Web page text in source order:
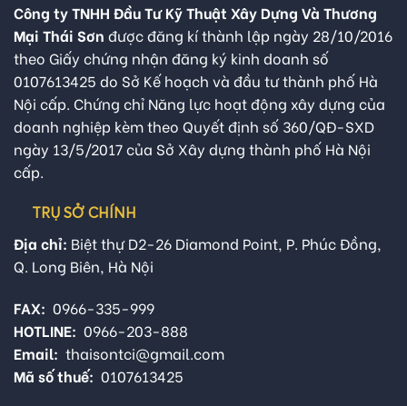
Công ty TNHH Đầu Tư Kỹ Thuật Xây Dựng Và Thương
Mại Thái Sơn được đăng kí thành lập ngày 28/10/2016
theo Giấy chứng nhận đăng ký kinh doanh số
0107613425 do Sở Kế hoạch và đầu tư thành phố Hà
Nội cấp. Chứng chỉ Năng lực hoạt động xây dựng của
doanh nghiệp kèm theo Quyết định số 360/QĐ-SXD
ngày 13/5/2017 của Sở Xây dựng thành phố Hà Nội
cấp.
TRỤ SỞ CHÍNH
Địa chỉ: Biệt thự D2-26 Diamond Point, P. Phúc Đồng,
Q. Long Biên, Hà Nội
FAX: 0966-335-999
HOTLINE: 0966-203-888
Email: thaisontci@gmail.com
Mã số thuế: 0107613425